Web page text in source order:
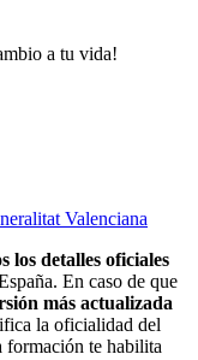
a tu vida!
Valenciana
los detalles oficiales
En caso de que
más actualizada
la oficialidad del
formación te habilita